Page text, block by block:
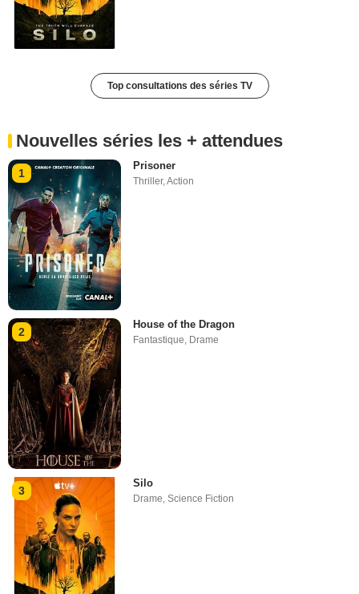
Top consultations des séries TV
Nouvelles séries les + attendues
1
Prisoner
Thriller,Action
2
House of the Dragon
Fantastique, Drame
3
Silo
Drame,Science Fiction